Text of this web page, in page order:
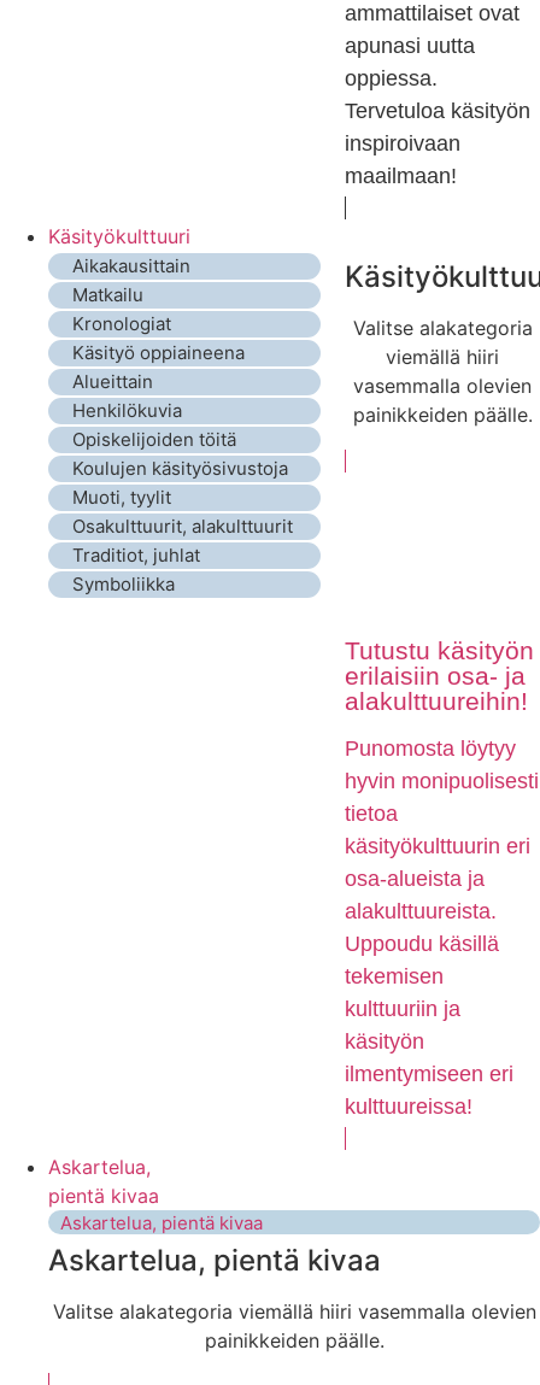
ammattilaiset ovat
apunasi uutta
oppiessa.
Tervetuloa käsityön
inspiroivaan
maailmaan!
Käsityökulttuuri
Aikakausittain
Matkailu
Kronologiat
Käsityö oppiaineena
Alueittain
Henkilökuvia
Opiskelijoiden töitä
Koulujen käsityösivustoja
Muoti, tyylit
Osakulttuurit, alakulttuurit
Traditiot, juhlat
Symboliikka
Valitse alakategoria
viemällä hiiri
vasemmalla olevien
painikkeiden päälle.
Tutustu käsityön
erilaisiin osa- ja
alakulttuureihin!
Punomosta löytyy
hyvin monipuolisesti
tietoa
käsityökulttuurin eri
osa-alueista ja
alakulttuureista.
Uppoudu käsillä
tekemisen
kulttuuriin ja
käsityön
ilmentymiseen eri
kulttuureissa!
Askartelua,
pientä kivaa
Askartelua, pientä kivaa
Askartelua, pientä kivaa
Valitse alakategoria viemällä hiiri vasemmalla olevien
painikkeiden päälle.